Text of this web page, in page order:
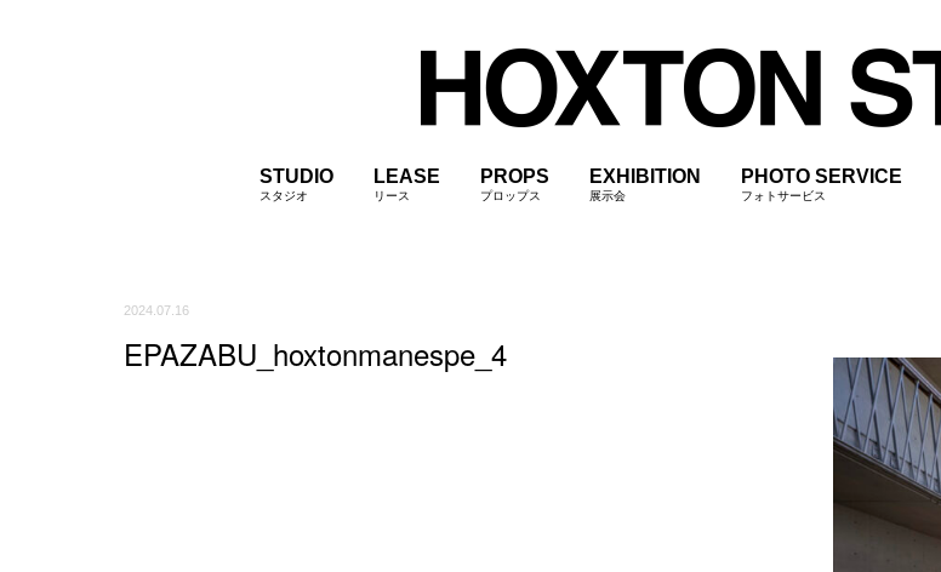
STUDIO
スタジオ
LEASE
リース
PROPS
プロップス
EXHIBITION
展示会
PHOTO SERVICE
フォトサービス
2024.07.16
EPAZABU_hoxtonmanespe_4